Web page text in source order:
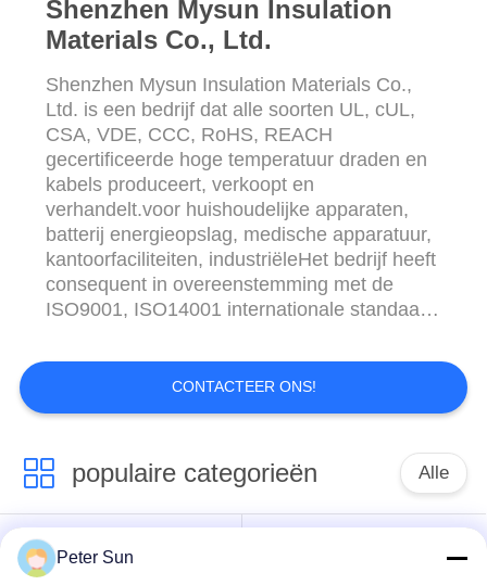
Shenzhen Mysun Insulation
Materials Co., Ltd.
Shenzhen Mysun Insulation Materials Co.,
Ltd. is een bedrijf dat alle soorten UL, cUL,
CSA, VDE, CCC, RoHS, REACH
gecertificeerde hoge temperatuur draden en
kabels produceert, verkoopt en
verhandelt.voor huishoudelijke apparaten,
batterij energieopslag, medische apparatuur,
kantoorfaciliteiten, industriëleHet bedrijf heeft
consequent in overeenstemming met de
ISO9001, ISO14001 internationale standaard
systeem, houden zich aan de "team, service,
innovatie en verantwoordelijkheid"
bedrijfsfilosofie, en "volledige deelname,
CONTACTEER ONS!
populaire categorieën Alle
Flexibele
Geïsoleerde Draad
Peter Sun